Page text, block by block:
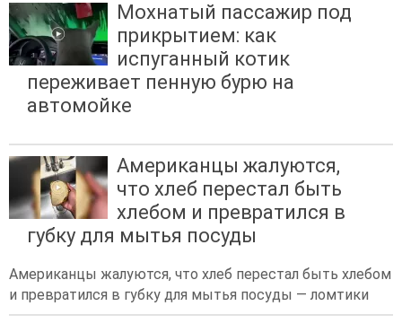
Мохнатый пассажир под
прикрытием: как
испуганный котик
переживает пенную бурю на
автомойке
Американцы жалуются,
что хлеб перестал быть
хлебом и превратился в
губку для мытья посуды
Американцы жалуются, что хлеб перестал быть хлебом
и превратился в губку для мытья посуды — ломтики